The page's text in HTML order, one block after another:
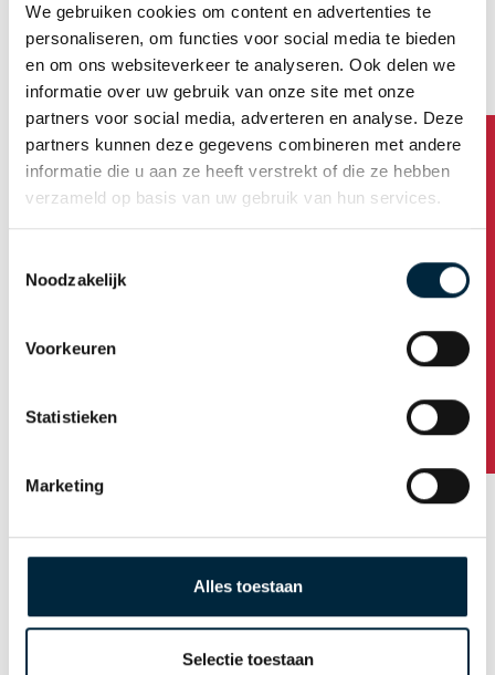
We gebruiken cookies om content en advertenties te
personaliseren, om functies voor social media te bieden
en om ons websiteverkeer te analyseren. Ook delen we
informatie over uw gebruik van onze site met onze
partners voor social media, adverteren en analyse. Deze
partners kunnen deze gegevens combineren met andere
informatie die u aan ze heeft verstrekt of die ze hebben
verzameld op basis van uw gebruik van hun services.
Noodzakelijk
Voorkeuren
Statistieken
Marketing
Alles toestaan
Selectie toestaan
Heeft u vragen?
Wachtwoord automatisch genereren
Bedrijfsadres
Bedrijfsnaam
Adres
Huisnummer / toevoeging
Plaats